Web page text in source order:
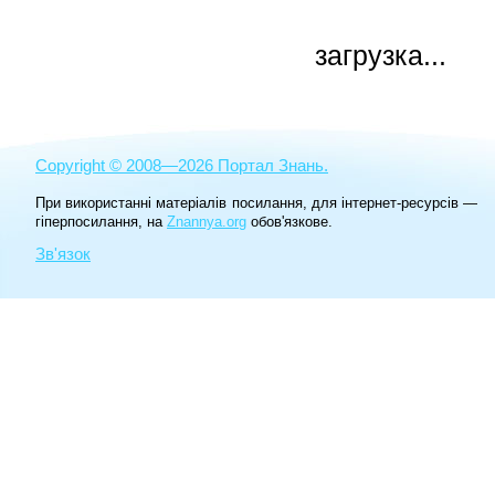
загрузка...
Copyright © 2008—2026 Портал Знань.
При використанні матеріалів посилання, для інтернет-ресурсів —
гіперпосилання, на Znannya.org обов'язкове.
Зв'язок